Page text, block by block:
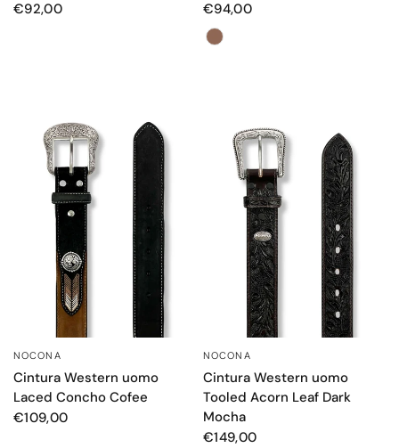
€92,00
€94,00
Colore
NOCONA
Cintura Western uomo
Laced Concho Cofee
€109,00
NOCONA
Cintura Western uomo
Tooled Acorn Leaf Dark
Mocha
€149,00